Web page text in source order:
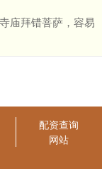
庙拜错菩萨，容易
配资查询
网站